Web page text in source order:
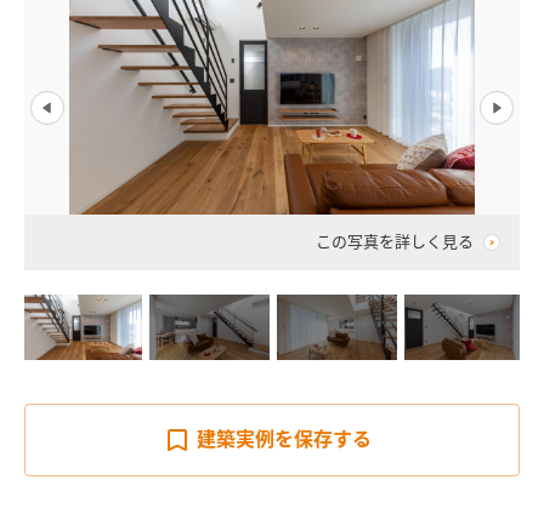
この写真を詳しく見る
建築実例を保存する